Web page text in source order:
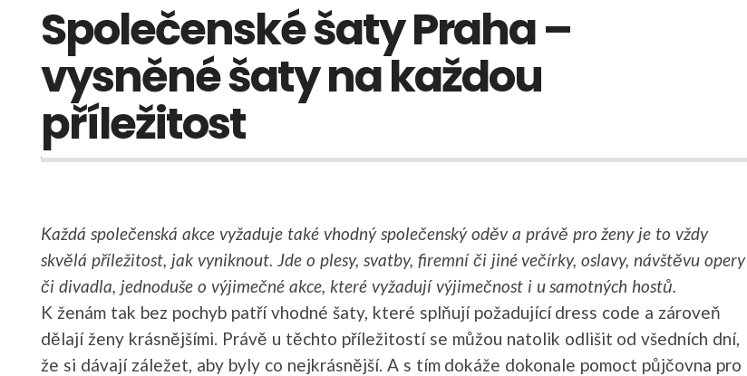
Společenské šaty Praha –
vysněné šaty na každou
příležitost
Každá společenská akce vyžaduje také vhodný společenský oděv a právě pro ženy je to vždy
skvělá příležitost, jak vyniknout. Jde o plesy, svatby, firemní či jiné večírky, oslavy, návštěvu opery
či divadla, jednoduše o výjimečné akce, které vyžadují výjimečnost i u samotných hostů.
K ženám tak bez pochyb patří vhodné šaty, které splňují požadující dress code a zároveň
dělají ženy krásnějšími. Právě u těchto příležitostí se můžou natolik odlišit od všedních dní,
že si dávají záležet, aby byly co nejkrásnější. A s tím dokáže dokonale pomoct půjčovna pro